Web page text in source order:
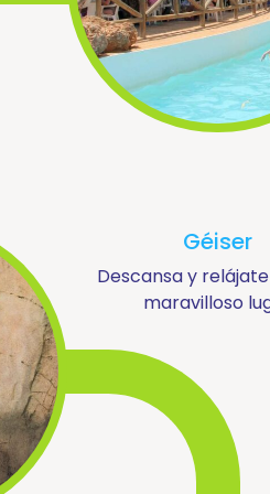
Géiser
Descansa y
maravilloso